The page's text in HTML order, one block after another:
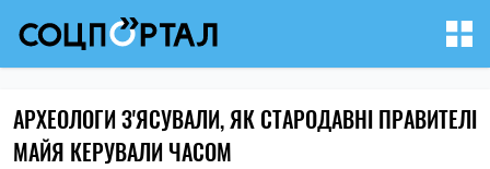
АРХЕОЛОГИ З'ЯСУВАЛИ, ЯК СТАРОДАВНІ ПРАВИТЕЛІ
МАЙЯ КЕРУВАЛИ ЧАСОМ